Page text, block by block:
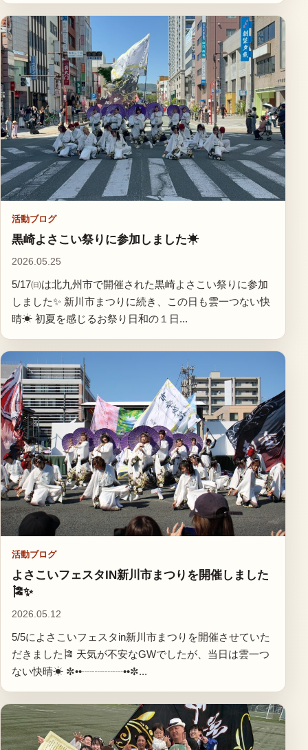
活動ブログ
黒崎よさこい祭りに参加しました☀
2026.05.25
5/17㈰は北九州市で開催された黒崎よさこい祭りに参加
しました✨ 新川市まつりに続き、この日も雲一つない快
晴☀ 初夏を感じるお祭り日和の１日...
活動ブログ
よさこいフェスタIN新川市まつりを開催しました
🎏✨
2026.05.12
5/5によさこいフェスタin新川市まつりを開催させていた
だきました🎏 天気が不安なGWでしたが、当日は雲一つ
ない快晴☀ ✼••┈┈┈┈••✼...